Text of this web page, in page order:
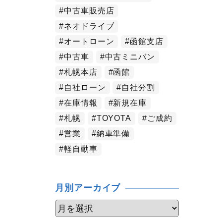
中古車販売店
ネオドライブ
オートローン
函館支店
中古車
中古ミニバン
札幌本店
函館
自社ローン
自社分割
在庫情報
新規在庫
札幌
TOYOTA
ご成約
営業
納車準備
軽自動車
月別アーカイブ